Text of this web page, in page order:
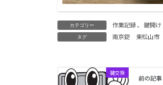
カテゴリー 作業記録、 鍵開け
タグ 南京錠 東松山市
鍵交換
前の記事